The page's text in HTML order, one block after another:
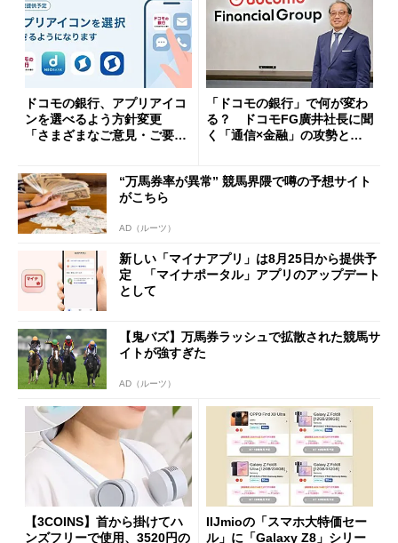
ドコモの銀行、アプリアイコ
ンを選べるよう方針変更
「さまざまなご意見・ご要望
「ドコモの銀行」で何が変わ
る？ ドコモFG廣井社長に聞
く「通信×金融」の攻勢とグ
“万馬券率が異常” 競馬界隈で噂の予想サイト
がこちら
AD（ルーツ）
新しい「マイナアプリ」は8月25日から提供予
定 「マイナポータル」アプリのアップデート
として
【鬼バズ】万馬券ラッシュで拡散された競馬サ
イトが強すぎた
AD（ルーツ）
【3COINS】首から掛けてハ
ンズフリーで使用、3520円の
IIJmioの「スマホ大特価セー
ル」に「Galaxy Z8」シリー